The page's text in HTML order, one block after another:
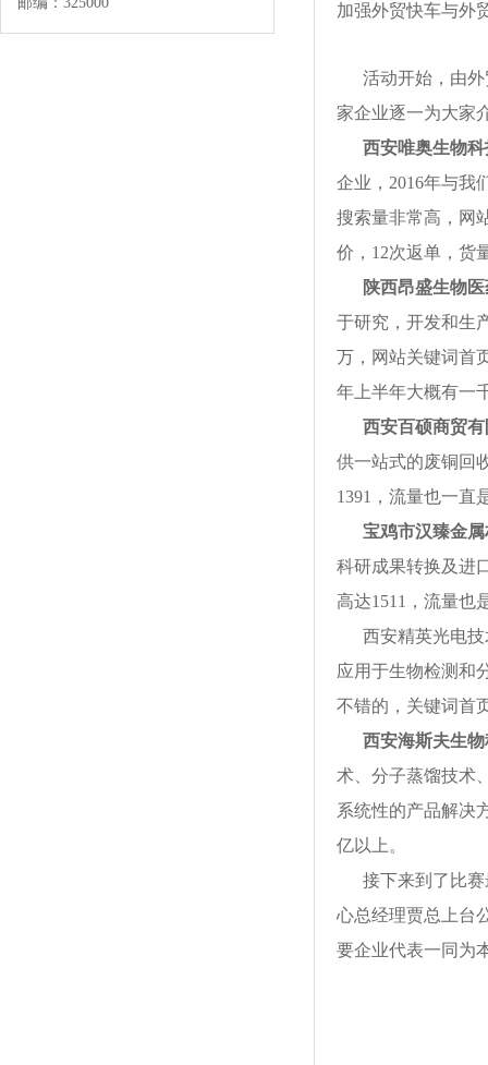
加强外贸快车与外
活动开始，由
家企业逐一为大家
西安唯奥生物
企业，2016年与我
搜索量非常高，网
价，12次返单，货
陕西昂盛生物
于研究，开发和生
万，网站关键词首
年上半年大概有一
西安百硕商贸
供一站式的废铜回
1391，流量也一直
宝鸡市汉臻金
科研成果转换及进
高达1511，流量也
西安精英光电
应用于生物检测和
不错的，关键词首
西安海斯夫生
术、分子蒸馏技术
系统性的产品解决
亿以上。
接下来到了比
心总经理贾总上台
要企业代表一同为